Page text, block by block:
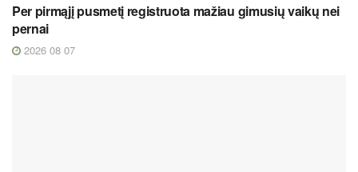
Per pirmąjį pusmetį registruota mažiau gimusių vaikų nei
pernai
2026 08 07